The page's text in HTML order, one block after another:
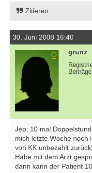
Zitieren
30. Juni 2008 16:40
grunz
Jep, 10 mal
mich letzte Woche noch
von KK unbezahlt zurück!
Habe mit dem Arzt
dann kann der Patient